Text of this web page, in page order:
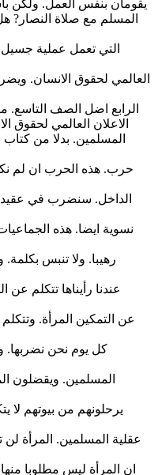
يقومان بنفس العمل. ولكن
المسلم مع صلاة النصار?
التي تعمل عملية
العالمي لحقوق الانسان.
الرابع اضل الصف
الاعلان العالمي لحقوق
المسلمين. بدلا من
حرب. هذه الحرب ان لم
الداخل. سنضرب في
نسوية ايضا. هذه
رهيبا. ولا تنبس
عندنا رأيناها تتكلم
عن التمكين المرأة.
كل يوم نحن نضربها.
المسلمين. ويقضلون
يرحلونهم من بيوتهم لا
عقلية المسلمين. المرأة
ان المرأة ليس مطلوبا